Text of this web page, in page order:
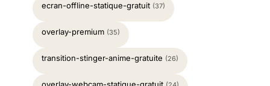
ecran-offline-statique-gratuit (37)
overlay-premium (35)
transition-stinger-anime-gratuite (26)
overlay-webcam-statique-gratuit